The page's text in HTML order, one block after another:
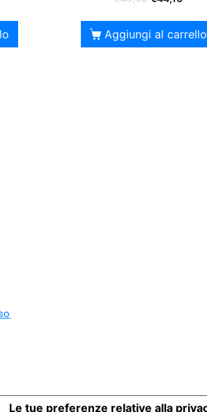
Aggiungi al carrello
Le tue preferenze relative alla